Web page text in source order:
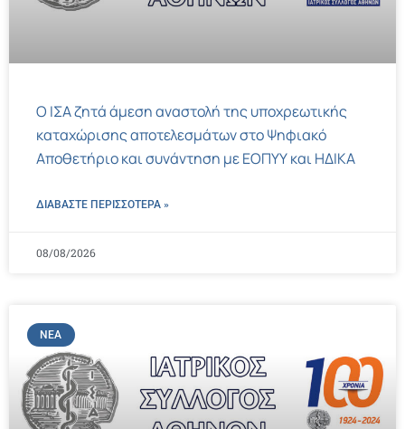
Ο ΙΣΑ ζητά άμεση αναστολή της υποχρεωτικής
καταχώρισης αποτελεσμάτων στο Ψηφιακό
Αποθετήριο και συνάντηση με ΕΟΠΥΥ και ΗΔΙΚΑ
ΔΙΑΒΑΣΤΕ ΠΕΡΙΣΣΌΤΕΡΑ »
08/08/2026
ΝΈΑ